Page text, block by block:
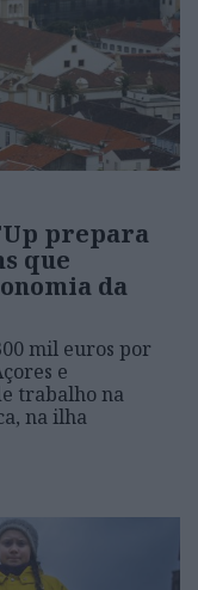
prepara
que
da
mil euros por
e
trabalho na
na ilha